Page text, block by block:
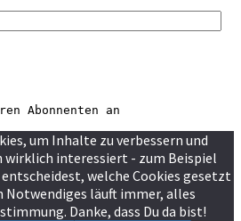
Abonnenten an
um Inhalte zu verbessern und
wirklich interessiert - zum Beispiel
welche Cookies gesetzt
Notwendiges läuft immer, alles
Danke, dass Du da bist!